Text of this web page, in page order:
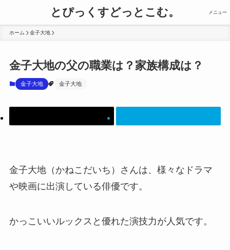
とぴっくすどっとこむ。 メニュー
ホーム 金子大地
金子大地の父の職業は？家族構成は？
金子大地 金子大地
金子大地（かねこだいち）さんは、様々なドラマ
や映画に出演している俳優です。
かっこいいルックスと優れた演技力が人気です。